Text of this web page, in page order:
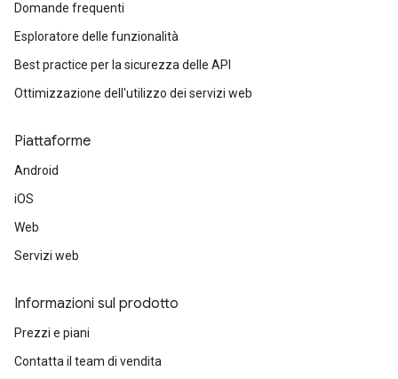
Domande frequenti
Esploratore delle funzionalità
Best practice per la sicurezza delle API
Ottimizzazione dell'utilizzo dei servizi web
Piattaforme
Android
iOS
Web
Servizi web
Informazioni sul prodotto
Prezzi e piani
Contatta il team di vendita